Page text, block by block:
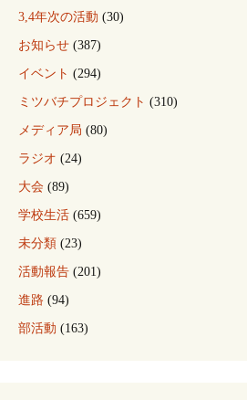
3,4年次の活動 (30)
お知らせ (387)
イベント (294)
ミツバチプロジェクト (310)
メディア局 (80)
ラジオ (24)
大会 (89)
学校生活 (659)
未分類 (23)
活動報告 (201)
進路 (94)
部活動 (163)